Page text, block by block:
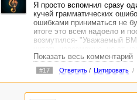
Я просто вспомнил сразу
кучей грамматических
ошибками приниматься не
итоге это всем надоело и
возмутился- "Уважаемый
мне до одного места, как я
существуют такие как вы
Показать весь комментарий
#17 Ответить/ Цитировать /